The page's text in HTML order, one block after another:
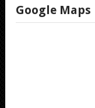
Google Maps